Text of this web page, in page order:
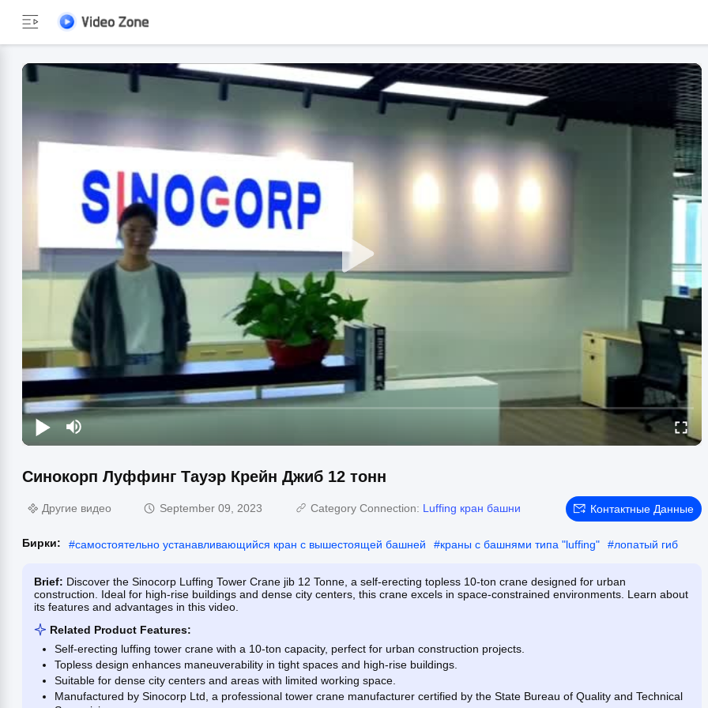
Синокорп Луффинг Тауэр Крейн Джиб 12 тонн
Другие видео September 09, 2023 Category Connection: Luffing кран башни Контактные Данные
Бирки: #самостоятельно устанавливающийся кран с вышестоящей башней #краны с башнями типа "luffing" #лопатый гиб
Brief: Discover the Sinocorp Luffing Tower Crane jib 12 Tonne, a self-erecting topless 10-ton crane designed for urban
construction. Ideal for high-rise buildings and dense city centers, this crane excels in space-constrained environments. Learn about
its features and advantages in this video.
Related Product Features:
Self-erecting luffing tower crane with a 10-ton capacity, perfect for urban construction projects.
Topless design enhances maneuverability in tight spaces and high-rise buildings.
Suitable for dense city centers and areas with limited working space.
Manufactured by Sinocorp Ltd, a professional tower crane manufacturer certified by the State Bureau of Quality and Technical